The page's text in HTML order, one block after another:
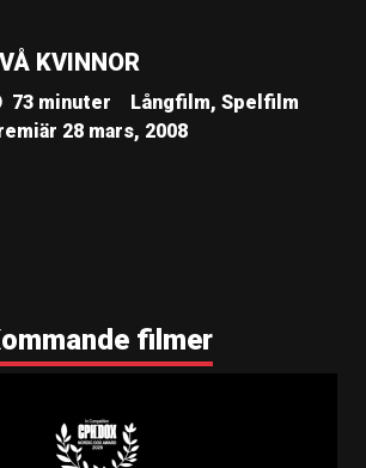
KVINNOR
73 minuter
Långfilm, Spelfilm
28 mars, 2008
filmer